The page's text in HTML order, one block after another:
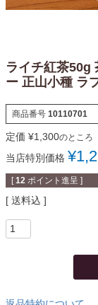
ライチ紅茶50g
ー 正山小種 ラ
商品番号 10110701
定価 ¥1,300のところ
当店特別価格 ¥
[ 12 ポイント進呈 ]
送料込